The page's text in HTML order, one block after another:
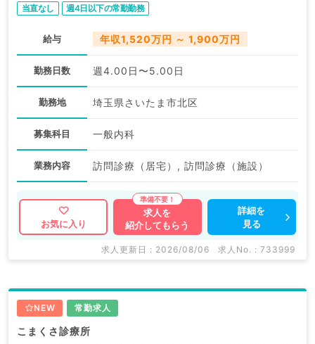
当直なし 週4日以下の常勤勤務
給与 年収1,520万円 ～ 1,900万円
勤務日数 週4.00日〜5.00日
勤務地 埼玉県さいたま市北区
募集科目 一般内科
業務内容 訪問診療（居宅）, 訪問診療（施設）
お気に入り
求人を
紹介してもらう
詳細を
見る
求人更新日 : 2026/08/06 求人No. : 733999
NEW 常勤求人
こまくさ診療所